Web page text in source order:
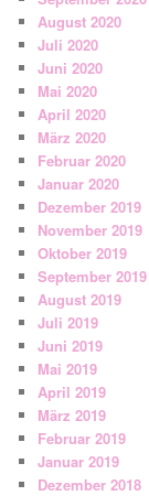
August 2020
Juli 2020
Juni 2020
Mai 2020
April 2020
März 2020
Februar 2020
Januar 2020
Dezember 2019
November 2019
Oktober 2019
September 2019
August 2019
Juli 2019
Juni 2019
Mai 2019
April 2019
März 2019
Februar 2019
Januar 2019
Dezember 2018